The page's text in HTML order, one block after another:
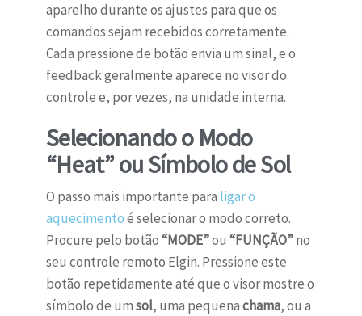
aparelho durante os ajustes para que os
comandos sejam recebidos corretamente.
Cada pressione de botão envia um sinal, e o
feedback geralmente aparece no visor do
controle e, por vezes, na unidade interna.
Selecionando o Modo
“Heat” ou Símbolo de Sol
O passo mais importante para ligar o
aquecimentoé selecionar o modo correto.
Procure pelo botão“MODE”ou “FUNÇÃO”no
seu controle remoto Elgin. Pressione este
botão repetidamente até que o visor mostre o
símbolo de umsol, uma pequenachama, ou a